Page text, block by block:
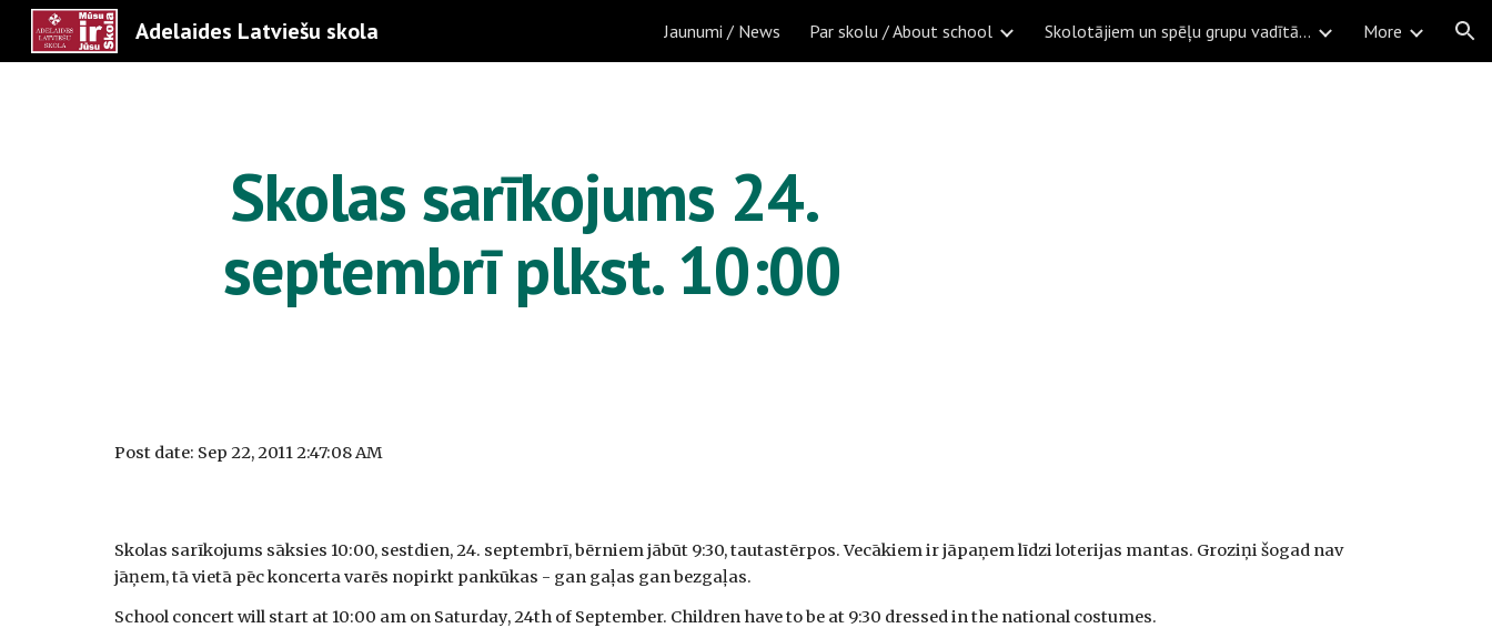
Skip to navigation
Adelaides Latviešu skola Jaunumi / News Par skolu / About school Skolotājiem un spēļu grupu vadītājiem More
Skolas sarīkojums 24.
septembrī plkst. 10:00
Post date: Sep 22, 2011 2:47:08 AM
Skolas sarīkojums sāksies 10:00, sestdien, 24. septembrī, bērniem jābūt 9:30, tautastērpos. Vecākiem ir jāpaņem līdzi loterijas mantas. Groziņi šogad nav
jāņem, tā vietā pēc koncerta varēs nopirkt pankūkas - gan gaļas gan bezgaļas.
School concert will start at 10:00 am on Saturday, 24th of September. Children have to be at 9:30 dressed in the national costumes.